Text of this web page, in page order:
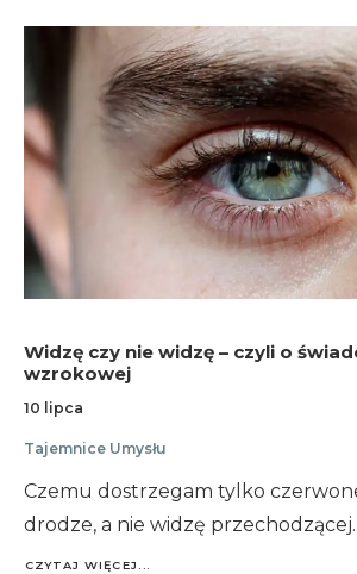
Widzę czy nie widzę – czyli o
wzrokowej
10 lipca
Tajemnice Umysłu
Czemu dostrzegam tylko
drodze, a nie widzę
CZYTAJ WIĘCEJ...